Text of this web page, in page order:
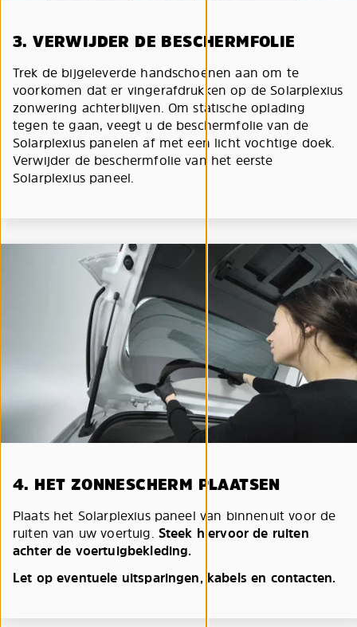
3. VERWIJDER DE BESCHERMFOLIE
Trek de bijgeleverde handschoenen aan om te
voorkomen dat er vingerafdrukken op de Solarplexius
zonwering achterblijven. Om statische oplading
tegen te gaan, veegt u de beschermfolie van de
Solarplexius panelen af met een licht vochtige doek.
Verwijder de beschermfolie van het eerste
Solarplexius paneel.
4. HET ZONNESCHERM PLAATSEN
Plaats het Solarplexius paneel van binnenuit voor de
ruiten van uw voertuig. Steek hiervoor de ruiten
achter de voertuigbekleding.
Let op eventuele uitsparingen, kabels en contacten.